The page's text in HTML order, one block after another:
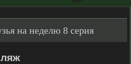
на неделю 8 серия